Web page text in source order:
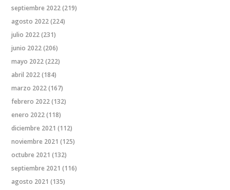
septiembre 2022(219)
agosto 2022(224)
julio 2022(231)
junio 2022(206)
mayo 2022(222)
abril 2022(184)
marzo 2022(167)
febrero 2022(132)
enero 2022(118)
diciembre 2021 (112)
noviembre 2021 (125)
octubre 2021 (132)
septiembre 2021 (116)
agosto 2021 (135)